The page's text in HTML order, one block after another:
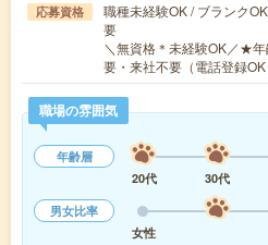
応募資格
職種未経験OK / ブランク
要
＼無資格＊未経験OK／★
要・来社不要（電話登録
職場の雰囲気
年齢層
20代
30代
男女比率
女性